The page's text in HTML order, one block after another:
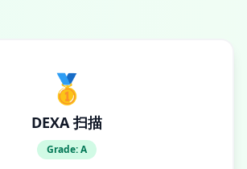
🥇
DEXA 扫描
Grade:A